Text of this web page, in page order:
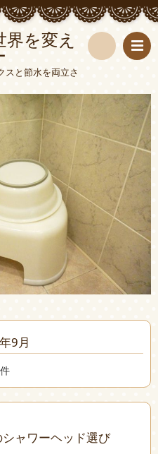
を変え
スと節水を両立さ
索
9月
ャワーヘッド選び